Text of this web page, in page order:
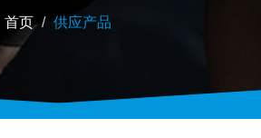
首页 供应产品